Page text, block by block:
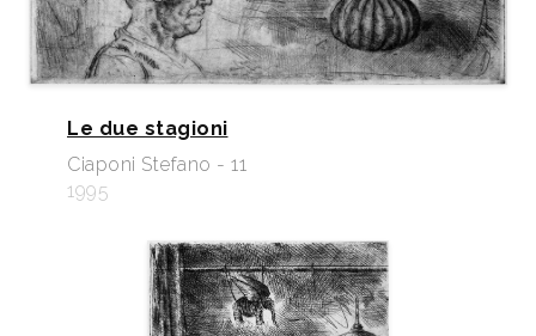
Le due stagioni
Ciaponi Stefano - 11
1995